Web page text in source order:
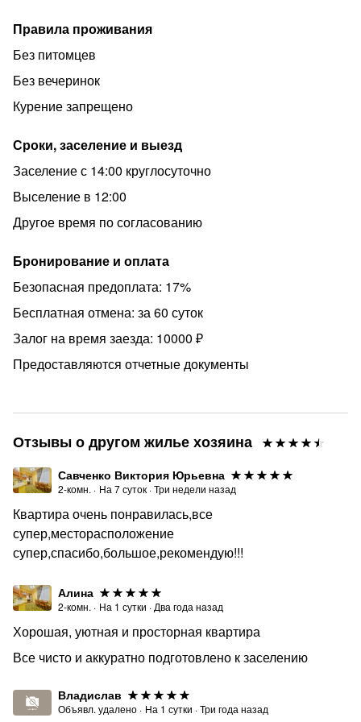
двуспальными кроватями, два раскладных дивана в
кухне-гостиной и дополнительное раскладное место
— Свежее постельное белье и полотенца из
профессиональной прачечной
❗ ВАЖНАЯ ИНФОРМАЦИЯ:
— Стандартный заезд с 14:00 (рано по запросу)
— Выезд до 12:00 (поздно по запросу)
— При позднем заезде оплату необходимо внести в
— Залог 10 000 рублей (возврат при выезде)
— При бронировании на сутки через онлайн-сервис
нужно внести доплату за полные сутки после
подтверждения
— Цена зависит от количества человек, дат и целей.
Закон о тишине в Санкт-Петербурге: с 22:00 до 8:00.
Командировки: полный пакет отчетных документов,
оплата любым удобным способом.
Курение только на улице.
Проживание с питомцами по согласованию.
Частично оплата производится на сайте, после
второй части предоплаты
▶️ При онлайн-бронировании система производит
расчет в зависимости от количества гостей.
Пожалуйста, указывайте всех, кто будет находиться в
❓ Есть вопросы? Пишите, рады помочь!
Правила проживания
Без питомцев
Без вечеринок
Курение запрещено
Сроки, заселение и выезд
Заселение с 14:00 круглосуточно
Выселение в 12:00
Другое время по согласованию
Бронирование и оплата
Безопасная предоплата: 17%
Бесплатная отмена: за 60 суток
Залог на время заезда: 10000 ₽
Предоставляются отчетные документы
Отзывы о другом жилье хозяина
Савченко Виктория Юрьевна
2-комн. · На 7суток ·Три недели назад
Квартира очень понравилась,все
супер,месторасположение
супер,спасибо,большое,рекомендую!!!
Алина
2-комн. · На 1 сутки · Два года назад
Хорошая, уютная и просторная квартира
Все чисто и аккуратно подготовлено к заселению
Владислав
Объявл. удалено · На 1 сутки ·Три года назад